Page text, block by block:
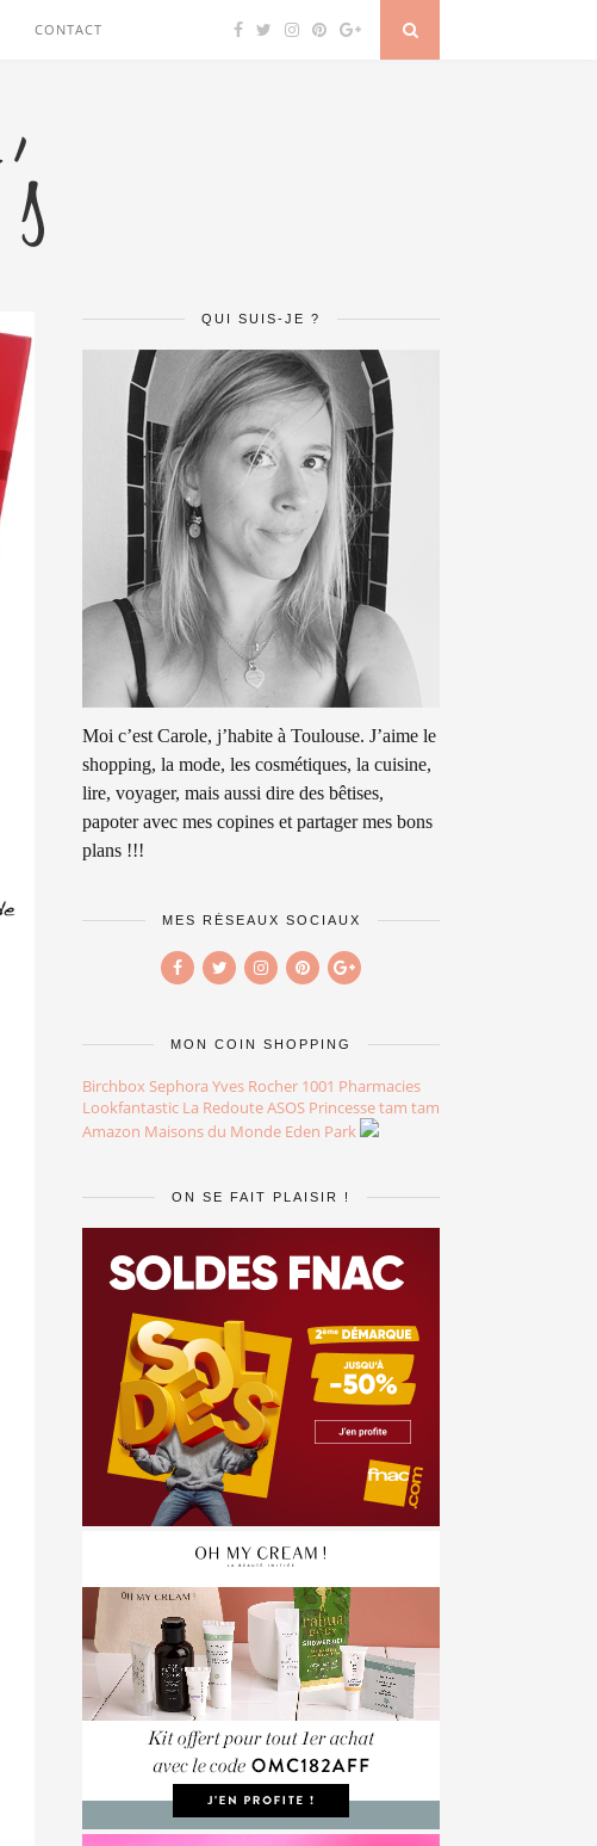
CONTACT
QUI SUIS-JE ?
Moi c’est Carole, j’habite à Toulouse. J’aime le
shopping, la mode, les cosmétiques, la cuisine,
lire, voyager, mais aussi dire des bêtises,
papoter avec mes copines et partager mes bons
plans !!!
MES RÉSEAUX SOCIAUX
MON COIN SHOPPING
Birchbox Sephora Yves Rocher 1001 Pharmacies
Lookfantastic La RedouteASOS Princesse tam tam
Amazon Maisons du Monde Eden Park
ON SE FAIT PLAISIR !